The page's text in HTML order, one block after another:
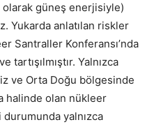
güneş enerjisiyle)
Yukarda anlatılan riskler
Santraller Konferansı’nda
Yalnızca
ve Orta Doğu bölgesinde
halinde olan nükleer
yalnızca